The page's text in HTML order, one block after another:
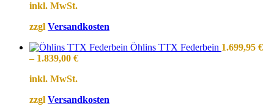
inkl. MwSt.
zzgl Versandkosten
Öhlins TTX Federbein 1.699,95 €
– 1.839,00 €
inkl. MwSt.
zzgl Versandkosten